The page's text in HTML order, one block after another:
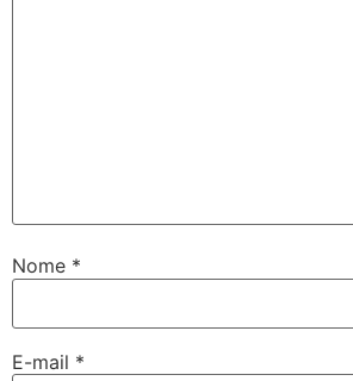
Nome *
E-mail *